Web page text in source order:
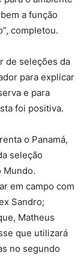
a função
completou.
de seleções da
para explicar
e para
foi positiva.
o Panamá,
seleção
Mundo.
em campo com
Sandro;
Matheus
que utilizará
no segundo